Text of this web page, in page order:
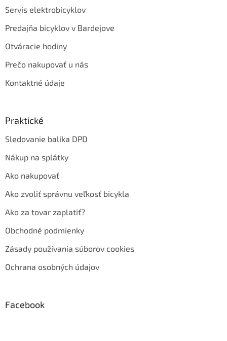
Servis elektrobicyklov
Predajňa bicyklov v Bardejove
Otváracie hodiny
Prečo nakupovať u nás
Kontaktné údaje
Praktické
Sledovanie balíka DPD
Nákup na splátky
Ako nakupovať
Ako zvoliť správnu veľkosť bicykla
Ako za tovar zaplatiť?
Obchodné podmienky
Zásady používania súborov cookies
Ochrana osobných údajov
Facebook